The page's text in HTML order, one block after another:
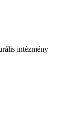
intézmény